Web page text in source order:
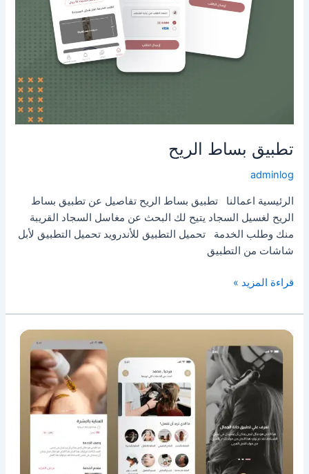
تطبيق بساط الريح
adminlog
الرئيسية اعمالنا تطبيق بساط الريح تفاصيل عن تطبيق بساط
الريح لغسيل السجاد يتيح لك البحث عن مغاسل السجاد القريبة
منك وطلب الخدمة تحميل التطبيق للأندرويد تحميل التطبيق لأبل
شاشات من التطبيق
قراءة المزيد »
تطبيق
خانة
الجمال